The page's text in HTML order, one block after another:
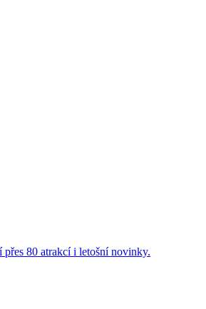
80 atrakcí i letošní novinky.